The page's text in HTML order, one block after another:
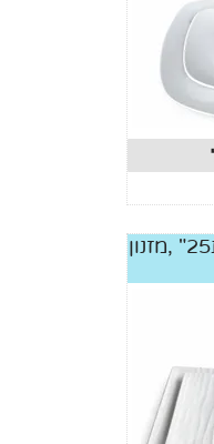
סט טיגריס- עקרית25" ,מזנון